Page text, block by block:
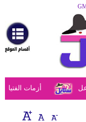
مرأة
أزياء
أزياء
إسلامية
أزمات الفتيات